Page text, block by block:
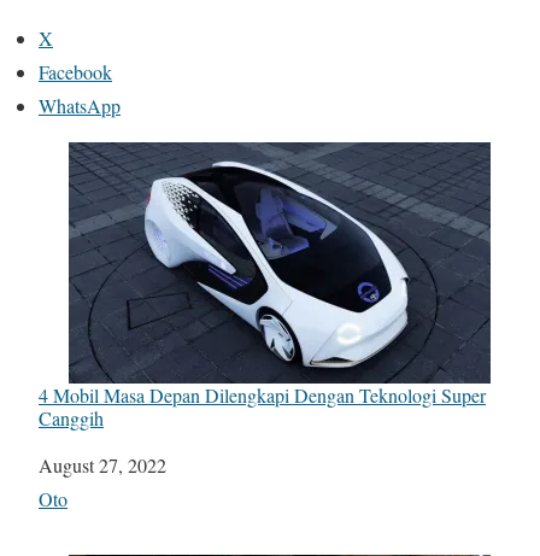
X
Facebook
WhatsApp
4 Mobil Masa Depan Dilengkapi Dengan Teknologi Super
Canggih
Date
August 27, 2022
In relation to
Oto